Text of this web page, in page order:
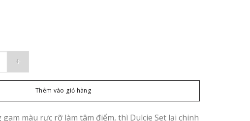
Thêm vào giỏ hàng
màu rực rỡ làm tâm điểm, thì Dulcie Set lại chinh